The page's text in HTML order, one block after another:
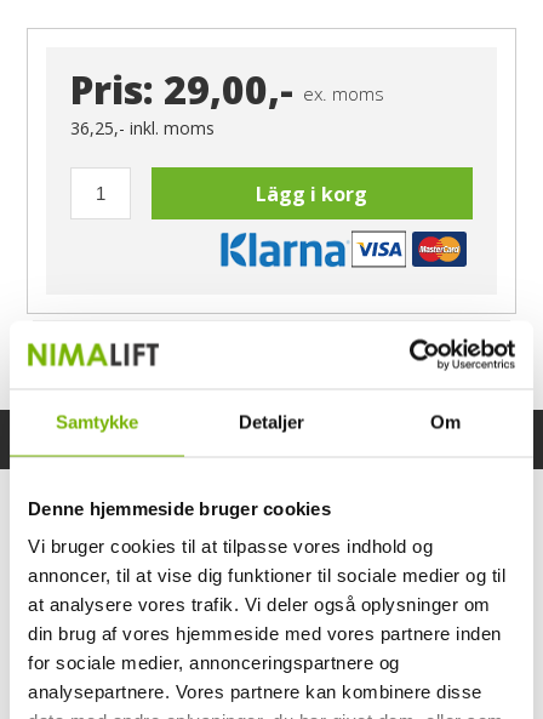
Samtykke Detaljer Om
Denne hjemmeside bruger cookies
Vi bruger cookies til at tilpasse vores indhold og
annoncer, til at vise dig funktioner til sociale medier og til
at analysere vores trafik. Vi deler også oplysninger om
din brug af vores hjemmeside med vores partnere inden
for sociale medier, annonceringspartnere og
analysepartnere. Vores partnere kan kombinere disse
Pris: 29,00,- ex. moms
36,25,-inkl. moms
Lägg i korg
Ring Morten